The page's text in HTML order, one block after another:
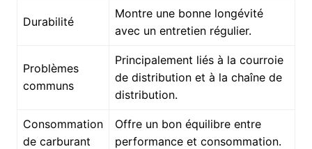
Durabilité
Montre une bonne longévité
avec un entretien régulier.
Problèmes
communs
Principalement liés à la courroie
de distribution et à la chaîne de
distribution.
Consommation
de carburant
Offre un bon équilibre entre
performance et consommation.